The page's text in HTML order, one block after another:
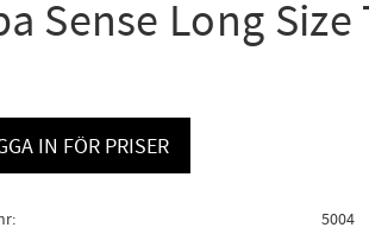
Sense Long Size
IN FÖR PRISER
5004